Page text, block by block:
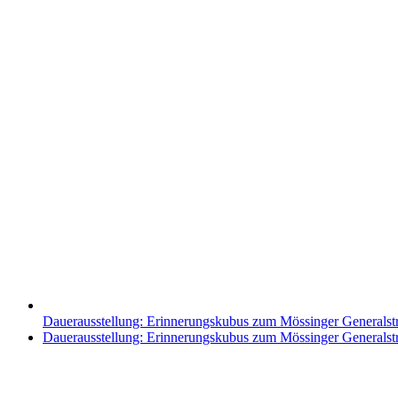
Dauerausstellung: Erinnerungskubus zum Mössinger
Nächster
Dauerausstellung: Erinnerungskubus zum Mössinger